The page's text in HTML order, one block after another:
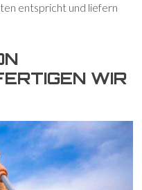
entspricht und liefern
WIR